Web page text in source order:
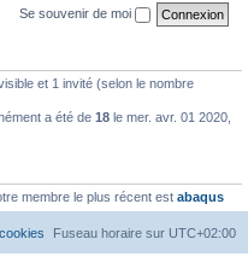
Se souvenir de moi
et 1 invité (selon le nombre
a été de 18 le mer. avr. 01 2020,
membre le plus récent est abaqus
Fuseau horaire sur UTC+02:00